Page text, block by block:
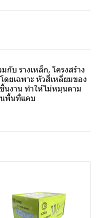
บ รางเหล็ก, โครงสร้าง
ยเฉพาะ หัวสี่เหลี่ยมของ
นงาน ทำให้ไม่หมุนตาม
พื้นที่แคบ